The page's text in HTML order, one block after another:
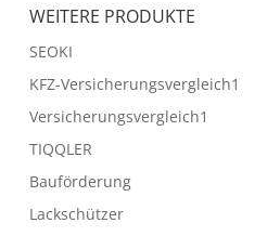
WEITERE PRODUKTE
SEOKI
KFZ-Versicherungsvergleich1
Versicherungsvergleich1
TIQQLER
Bauförderung
Lackschützer